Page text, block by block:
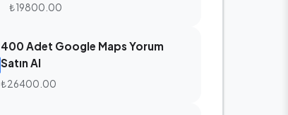
₺19800.00
400 Adet Google Maps Yorum
Satın Al
₺26400.00